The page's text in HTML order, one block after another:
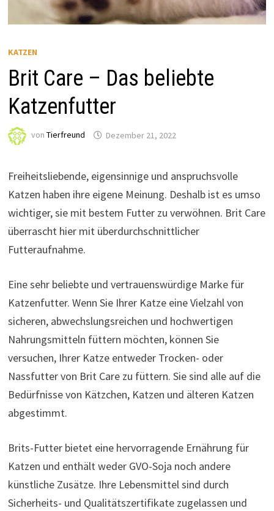
KATZEN
Brit Care – Das beliebte
Katzenfutter
von Tierfreund Dezember 21, 2022
Freiheitsliebende, eigensinnige und anspruchsvolle
Katzen haben ihre eigene Meinung. Deshalb ist es umso
wichtiger, sie mit bestem Futter zu verwöhnen. Brit Care
überrascht hier mit überdurchschnittlicher
Futteraufnahme.
Eine sehr beliebte und vertrauenswürdige Marke für
Katzenfutter. Wenn Sie Ihrer Katze eine Vielzahl von
sicheren, abwechslungsreichen und hochwertigen
Nahrungsmitteln füttern möchten, können Sie
versuchen, Ihrer Katze entweder Trocken- oder
Nassfutter von Brit Care zu füttern. Sie sind alle auf die
Bedürfnisse von Kätzchen, Katzen und älteren Katzen
abgestimmt.
Brits-Futter bietet eine hervorragende Ernährung für
Katzen und enthält weder GVO-Soja noch andere
künstliche Zusätze. Ihre Lebensmittel sind durch
Sicherheits- und Qualitätszertifikate zugelassen und